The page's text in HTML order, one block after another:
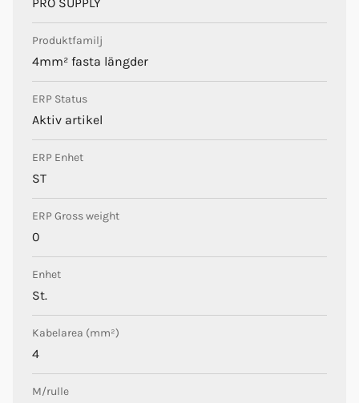
Produktfamilj
4mm² fasta längder
ERP Status
Aktiv artikel
ERP Enhet
ST
ERP Gross weight
0
Enhet
St.
Kabelarea (mm²)
4
M/rulle